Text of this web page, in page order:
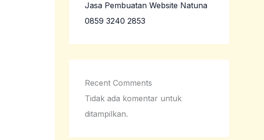
Jasa Pembuatan Website Natuna
0859 3240 2853
Recent Comments
Tidak ada komentar untuk
ditampilkan.